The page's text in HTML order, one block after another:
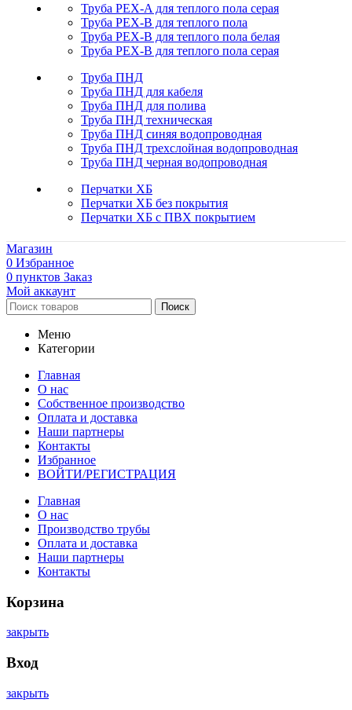
Труба PEX-A для теплого пола серая
Труба PEX-B для теплого пола
Труба PEX-B для теплого пола белая
Труба PEX-B для теплого пола серая
Труба ПНД
Труба ПНД для кабеля
Труба ПНД для полива
Труба ПНД техническая
Труба ПНД синяя водопроводная
Труба ПНД трехслойная водопроводная
Труба ПНД черная водопроводная
Перчатки ХБ
Перчатки ХБ без покрытия
Перчатки ХБ с ПВХ покрытием
Магазин
0 Избранное
0 пунктов Заказ
Мой аккаунт
Поиск
Меню
Категории
Главная
О нас
Собственное производство
Оплата и доставка
Наши партнеры
Контакты
Избранное
ВОЙТИ/РЕГИСТРАЦИЯ
Главная
О нас
Производство трубы
Оплата и доставка
Наши партнеры
Контакты
Корзина
закрыть
Вход
закрыть